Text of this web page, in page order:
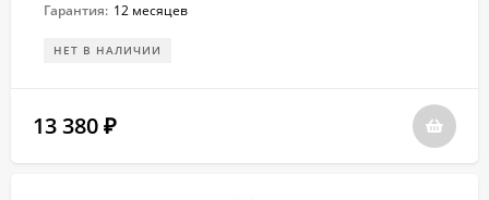
Гарантия: 12 месяцев
НЕТ В НАЛИЧИИ
13 380 ₽